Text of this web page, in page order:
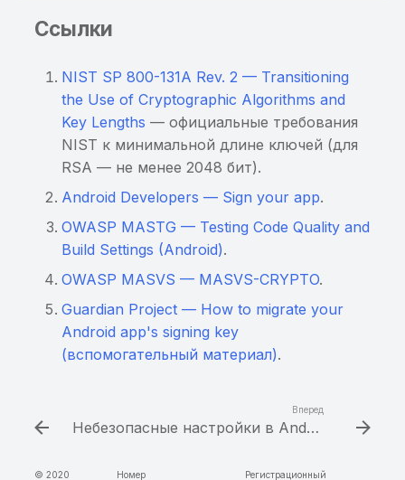
Приложение не
использование
пользовательских
клавиатур
Потенциально
информация, найденная
энтропийным анализом
Чувствительная
исполняемом файле
Хранение данных от
Ссылки
NIST SP 800-131A Rev. 2 — Transitioning
the Use of Cryptographic Algorithms and
Key Lengths — официальные требования
NIST к минимальной длине ключей (для
RSA — не менее 2048 бит).
Android Developers — Sign your app.
OWASP MASTG — Testing Code Quality and
Build Settings (Android).
OWASP MASVS — MASVS-CRYPTO.
Guardian Project — How to migrate your
Android app's signing key
(вспомогательный материал).
Вперед
Небезопасные настройки в AndroidManifest.xml
© 2020
Номер
Регистрационный